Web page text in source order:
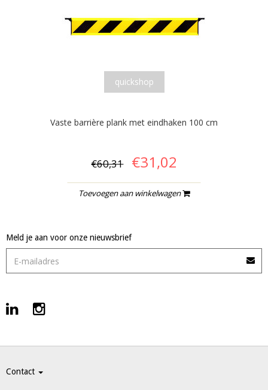
quickshop
Vaste barrière plank met eindhaken 100 cm
€60,31 €31,02
Toevoegen aan winkelwagen
Meld je aan voor onze nieuwsbrief
Contact